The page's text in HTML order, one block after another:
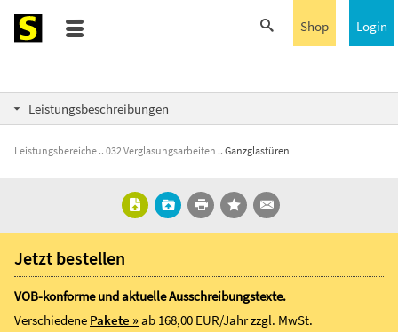
Login
Shop
Leistungsbeschreibungen
Leistungsbereiche 032 Verglasungsarbeiten Ganzglastüren
Jetzt bestellen
VOB-konforme und aktuelle Ausschreibungstexte.
Verschiedene Pakete »ab 168,00 EUR/Jahrzzgl. MwSt.